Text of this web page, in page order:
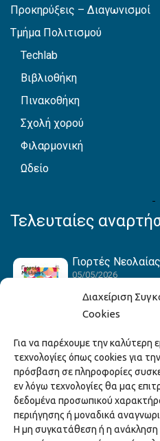
Διαχείριση
Cookies
Για να παρέχουμε την καλύτερη
τεχνολογίες όπως cookies για
πρόσβαση σε πληροφορίες
εν λόγω τεχνολογίες θα μας
δεδομένα προσωπικού
περιήγησης ή μοναδικά
Η μη συγκατάθεση ή η ανάκληση
Προκηρύξεις – Διαγωνισμοί
Τμήμα Πολιτισμού
Techlab
Βιβλιοθήκη
Πινακοθήκη
Σχολή χορού
Φιλαρμονική
Ωδείο
Τελευταίες
Γιορτές
05/05/2026
Hack the Match:
Αθλήματα!
Game Story!
22/04/2026
Ξάνθη – Πόλις
2026